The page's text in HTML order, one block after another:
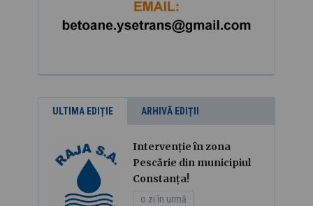
ULTIMA EDIȚIE ARHIVĂ EDIȚII
Intervenție în zona
Pescărie din municipiul
Constanța!
o zi în urmă